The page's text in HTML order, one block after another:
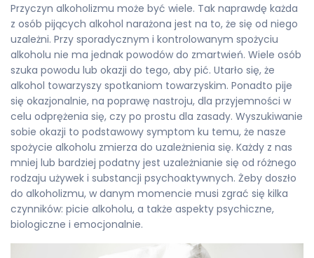
Przyczyn alkoholizmu może być wiele. Tak naprawdę każda
z osób pijących alkohol narażona jest na to, że się od niego
uzależni. Przy sporadycznym i kontrolowanym spożyciu
alkoholu nie ma jednak powodów do zmartwień. Wiele osób
szuka powodu lub okazji do tego, aby pić. Utarło się, że
alkohol towarzyszy spotkaniom towarzyskim. Ponadto pije
się okazjonalnie, na poprawę nastroju, dla przyjemności w
celu odprężenia się, czy po prostu dla zasady. Wyszukiwanie
sobie okazji to podstawowy symptom ku temu, że nasze
spożycie alkoholu zmierza do uzależnienia się. Każdy z nas
mniej lub bardziej podatny jest uzależnianie się od różnego
rodzaju używek i substancji psychoaktywnych. Żeby doszło
do alkoholizmu, w danym momencie musi zgrać się kilka
czynników: picie alkoholu, a także aspekty psychiczne,
biologiczne i emocjonalnie.